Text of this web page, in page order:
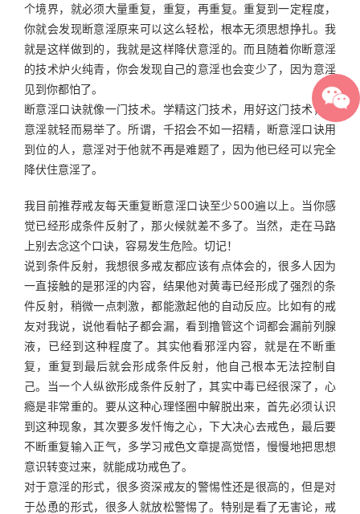
个境界，就必须大量重复，重复，再重复。重复到一定程度，
你就会发现断意淫原来可以这么轻松，根本无须思想挣扎。我
就是这样做到的，我就是这样降伏意淫的。而且随着你断意淫
的技术炉火纯青，你会发现自己的意淫也会变少了，因为意淫
见到你都怕了。
断意淫口诀就像一门技术。学精这门技术，用好这门技术，断
意淫就轻而易举了。所谓，千招会不如一招精，断意淫口诀用
到位的人，意淫对于他就不再是难题了，因为他已经可以完全
降伏住意淫了。
我目前推荐戒友每天重复断意淫口诀至少500遍以上。当你感
觉已经形成条件反射了，那火候就差不多了。当然，走在马路
上别去念这个口诀，容易发生危险。切记！
说到条件反射，我想很多戒友都应该有点体会的，很多人因为
一直接触的是邪淫的内容，结果他对黄毒已经形成了强烈的条
件反射，稍微一点刺激，都能激起他的自动反应。比如有的戒
友对我说，说他看帖子都会漏，看到撸管这个词都会漏前列腺
液，已经到这种程度了。其实他看邪淫内容，就是在不断重
复，重复到最后就会形成条件反射，他自己根本无法控制自
己。当一个人纵欲形成条件反射了，其实中毒已经很深了，心
瘾是非常重的。要从这种心理怪圈中解脱出来，首先必须认识
到这种现象，其次要多发忏悔之心，下大决心去戒色，最后要
不断重复输入正气，多学习戒色文章提高觉悟，慢慢地把思想
意识转变过来，就能成功戒色了。
对于意淫的形式，很多资深戒友的警惕性还是很高的，但是对
于怂恿的形式，很多人就放松警惕了。特别是看了无害论，戒